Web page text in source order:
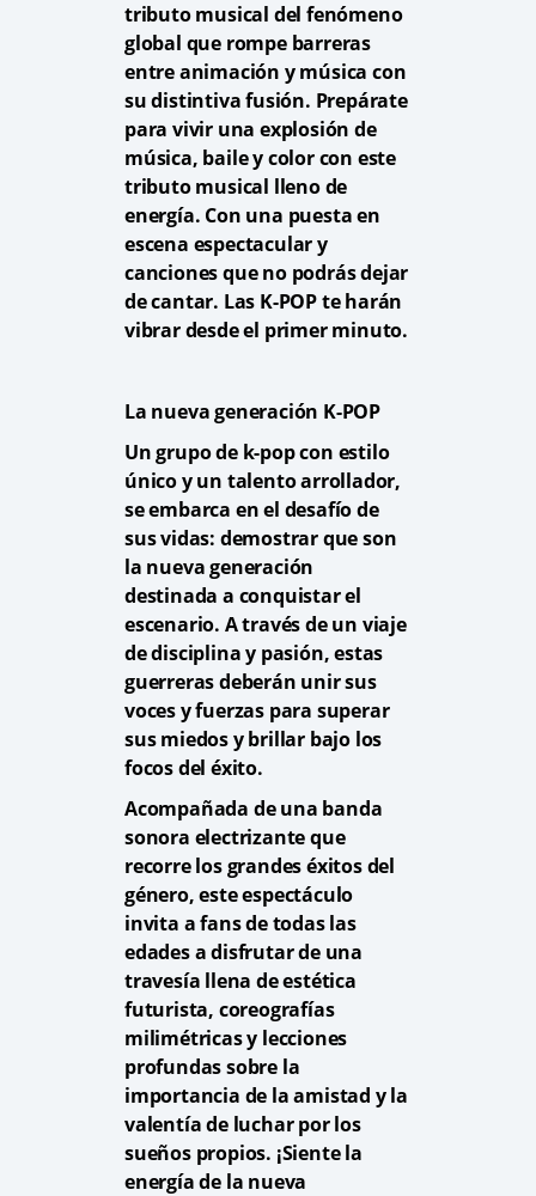
tributo musical del fenómeno
global que rompe barreras
entre animación y música con
su distintiva fusión. Prepárate
para vivir una explosión de
música, baile y color con este
tributo musical lleno de
energía. Con una puesta en
escena espectacular y
canciones que no podrás dejar
de cantar. Las K-POP te harán
vibrar desde el primer minuto.
La nueva generación K-POP
Un grupo de k-pop con estilo
único y un talento arrollador,
se embarca en el desafío de
sus vidas: demostrar que son
la nueva generación
destinada a conquistar el
escenario. A través de un viaje
de disciplina y pasión, estas
guerreras deberán unir sus
voces y fuerzas para superar
sus miedos y brillar bajo los
focos del éxito.
Acompañada de una banda
sonora electrizante que
recorre los grandes éxitos del
género, este espectáculo
invita a fans de todas las
edades a disfrutar de una
travesía llena de estética
futurista, coreografías
milimétricas y lecciones
profundas sobre la
importancia de la amistad y la
valentía de luchar por los
sueños propios. ¡Siente la
energía de la nueva